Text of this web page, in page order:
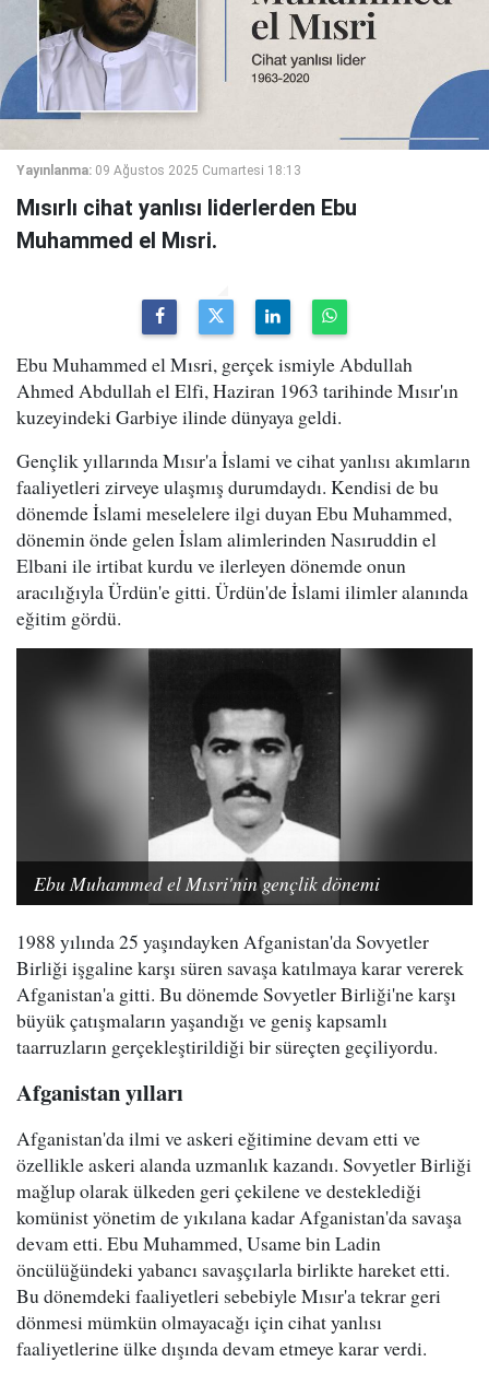
Yayınlanma: 09 Ağustos 2025 Cumartesi 18:13
Mısırlı cihat yanlısı liderlerden Ebu
Muhammed el Mısri.
Ebu Muhammed el Mısri, gerçek ismiyle Abdullah
Ahmed Abdullah el Elfi, Haziran 1963 tarihinde Mısır'ın
kuzeyindeki Garbiye ilinde dünyaya geldi.
Gençlik yıllarında Mısır'a İslami ve cihat yanlısı akımların
faaliyetleri zirveye ulaşmış durumdaydı. Kendisi de bu
dönemde İslami meselelere ilgi duyan Ebu Muhammed,
dönemin önde gelen İslam alimlerinden Nasıruddin el
Elbani ile irtibat kurdu ve ilerleyen dönemde onun
aracılığıyla Ürdün'e gitti. Ürdün'de İslami ilimler alanında
eğitim gördü.
Ebu Muhammed el Mısri'nin gençlik dönemi
1988 yılında 25 yaşındayken Afganistan'da Sovyetler
Birliği işgaline karşı süren savaşa katılmaya karar vererek
Afganistan'a gitti. Bu dönemde Sovyetler Birliği'ne karşı
büyük çatışmaların yaşandığı ve geniş kapsamlı
taarruzların gerçekleştirildiği bir süreçten geçiliyordu.
Afganistan yılları
Afganistan'da ilmi ve askeri eğitimine devam etti ve
özellikle askeri alanda uzmanlık kazandı. Sovyetler Birliği
mağlup olarak ülkeden geri çekilene ve desteklediği
komünist yönetim de yıkılana kadar Afganistan'da savaşa
devam etti. Ebu Muhammed, Usame bin Ladin
öncülüğündeki yabancı savaşçılarla birlikte hareket etti.
Bu dönemdeki faaliyetleri sebebiyle Mısır'a tekrar geri
dönmesi mümkün olmayacağı için cihat yanlısı
faaliyetlerine ülke dışında devam etmeye karar verdi.